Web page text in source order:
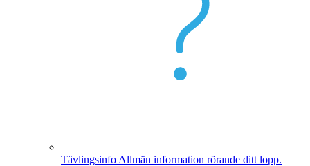
Tävlingsinfo Allmän information rörande ditt lopp.